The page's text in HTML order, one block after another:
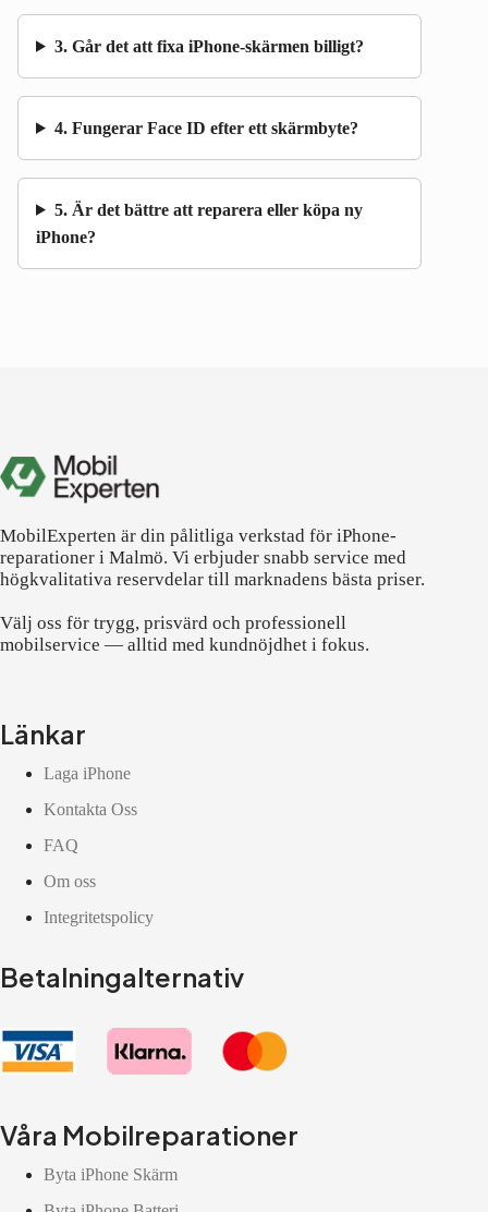
3. Går det att fixa iPhone-skärmen billigt?
4. Fungerar Face ID efter ett skärmbyte?
5. Är det bättre att reparera eller köpa ny
iPhone?
MobilExperten är din pålitliga verkstad för iPhone-
reparationer i Malmö. Vi erbjuder snabb service med
högkvalitativa reservdelar till marknadens bästa priser.
Välj oss för trygg, prisvärd och professionell
mobilservice — alltid med kundnöjdhet i fokus.
Länkar
Laga iPhone
Kontakta Oss
FAQ
Om oss
Integritetspolicy
Betalningalternativ
Våra Mobilreparationer
Byta iPhone Skärm